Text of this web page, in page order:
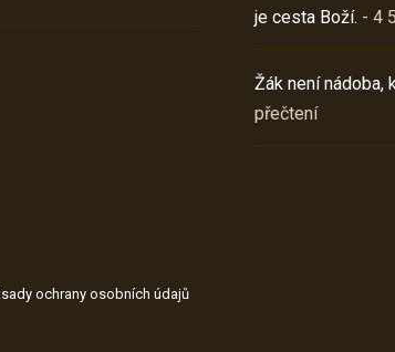
je cesta Boží. - 4
Žák není nádoba,
přečtení
ochrany osobních údajů